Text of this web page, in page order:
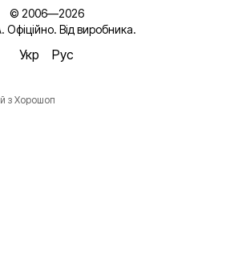
© 2006—2026
Офіційно. Від виробника.
Укр Рус
з Хорошоп